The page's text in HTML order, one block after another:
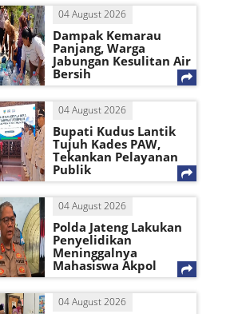
04 August 2026
Dampak Kemarau
Panjang, Warga
Jabungan Kesulitan Air
Bersih
04 August 2026
Bupati Kudus Lantik
Tujuh Kades PAW,
Tekankan Pelayanan
Publik
04 August 2026
Polda Jateng Lakukan
Penyelidikan
Meninggalnya
Mahasiswa Akpol
04 August 2026